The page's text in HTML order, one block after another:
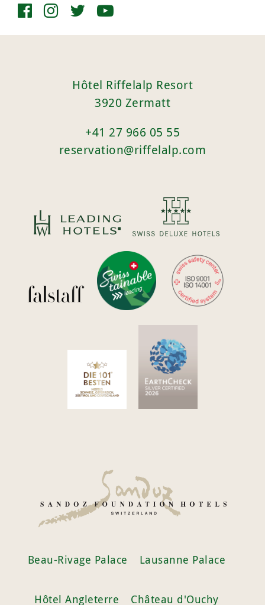
Hôtel Riffelalp Resort
3920 Zermatt
+41 27 966 05 55
reservation@riffelalp.com
Beau-Rivage Palace Lausanne Palace
Hôtel Angleterre Château d'Ouchy